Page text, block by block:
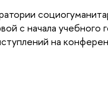
с начала учебного
на